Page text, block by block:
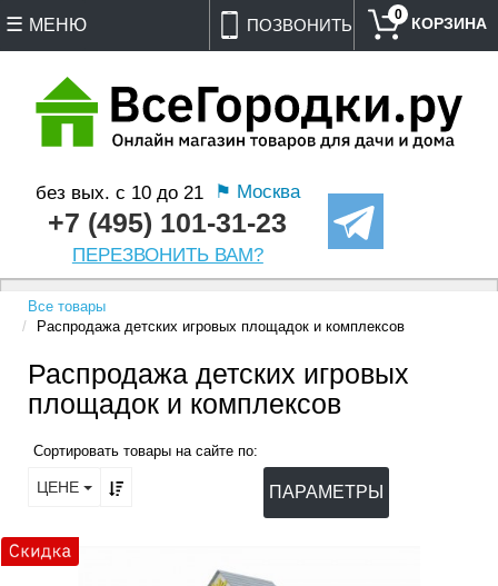
ПОЗВОНИТЬ
без вых. с 10 до 21 ⚑ Москва
+7 (495) 101-31-23
ПЕРЕЗВОНИТЬ ВАМ?
0
МЕНЮ
Все товары
Распродажа детских игровых площадок и комплексов
Распродажа детских игровых
площадок и комплексов
Сортировать товары на сайте по:
ЦЕНЕ ПАРАМЕТРЫ